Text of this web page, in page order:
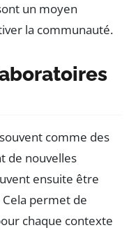
un moyen
la communauté.
comme des
de nouvelles
ensuite être
permet de
chaque contexte